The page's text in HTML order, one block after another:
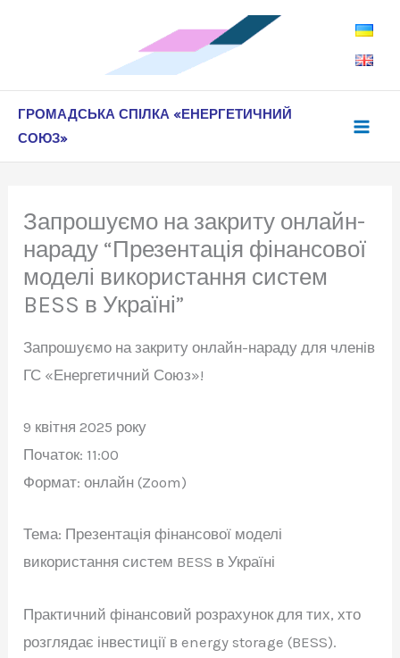
ГРОМАДСЬКА СПІЛКА «ЕНЕРГЕТИЧНИЙ
СОЮЗ»
Запрошуємо на закриту онлайн-
нараду “Презентація фінансової
моделі використання систем
BESS в Україні”
Запрошуємо на закриту онлайн-нараду для членів
ГС «Енергетичний Союз»!
9 квітня 2025 року
Початок: 11:00
Формат: онлайн (Zoom)
Тема: Презентація фінансової моделі
використання систем BESS в Україні
Практичний фінансовий розрахунок для тих, хто
розглядає інвестиції в energy storage (BESS).